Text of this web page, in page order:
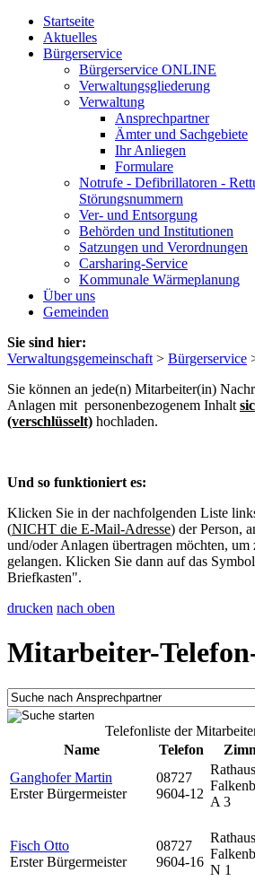
Startseite
Aktuelles
Bürgerservice
Bürgerservice ONLINE
Verwaltungsgliederung
Verwaltung
Ansprechpartner
Ämter und Sachgebiete
Ihr Anliegen
Formulare
Notrufe - Defibrillatoren -
Störungsnummern
Ver- und Entsorgung
Behörden und Institutionen
Satzungen und Verordnungen
Carsharing-Service
Kommunale Wärmeplanung
Über uns
Gemeinden
Sie sind hier:
Verwaltungsgemeinschaft > Bürgerservice
Sie können an jede(n) Mitarbeiter(in)
Anlagen mit personenbezogenem Inhalt
(verschlüsselt) hochladen.
Und so funktioniert es:
Klicken Sie in der nachfolgenden Liste
(NICHT die E-Mail-Adresse) der Person,
und/oder Anlagen übertragen möchten, um
gelangen. Klicken Sie dann auf das
Briefkasten".
drucken nach oben
Mitarbeiter-
Telefonliste der
Name
Telefon
Ganghofer Martin
Erster Bürgermeister
08727
9604-12
Rathaus
A 3
Fisch Otto
Erster Bürgermeister
08727
9604-16
Rathaus
N 1